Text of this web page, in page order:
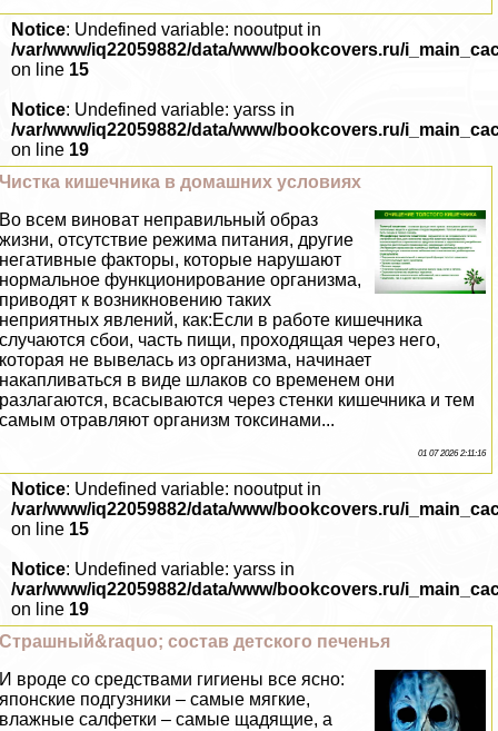
Notice: Undefined variable: nooutput in
/var/www/iq22059882/data/www/bookcovers.ru/
on line 15
Notice: Undefined variable: yarss in
/var/www/iq22059882/data/www/bookcovers.ru/
on line 19
Чистка кишечника в домашних условиях
Во всем виноват неправильный образ
жизни, отсутствие режима питания, другие
негативные факторы, которые нарушают
нормальное функционирование организма,
приводят к возникновению таких
неприятных явлений, как:Если в работе кишечника
случаются сбои, часть пищи, проходящая через него,
которая не вывелась из организма, начинает
накапливаться в виде шлаков со временем они
разлагаются, всасываются через стенки кишечника и тем
самым отравляют организм токсинами...
01 07 2026 2:11:16
Notice: Undefined variable: nooutput in
/var/www/iq22059882/data/www/bookcovers.ru/
on line 15
Notice: Undefined variable: yarss in
/var/www/iq22059882/data/www/bookcovers.ru/
on line 19
Страшный&raquo; состав детского печенья
И вроде со средствами гигиены все ясно:
японские подгузники – самые мягкие,
влажные салфетки – самые щадящие, а